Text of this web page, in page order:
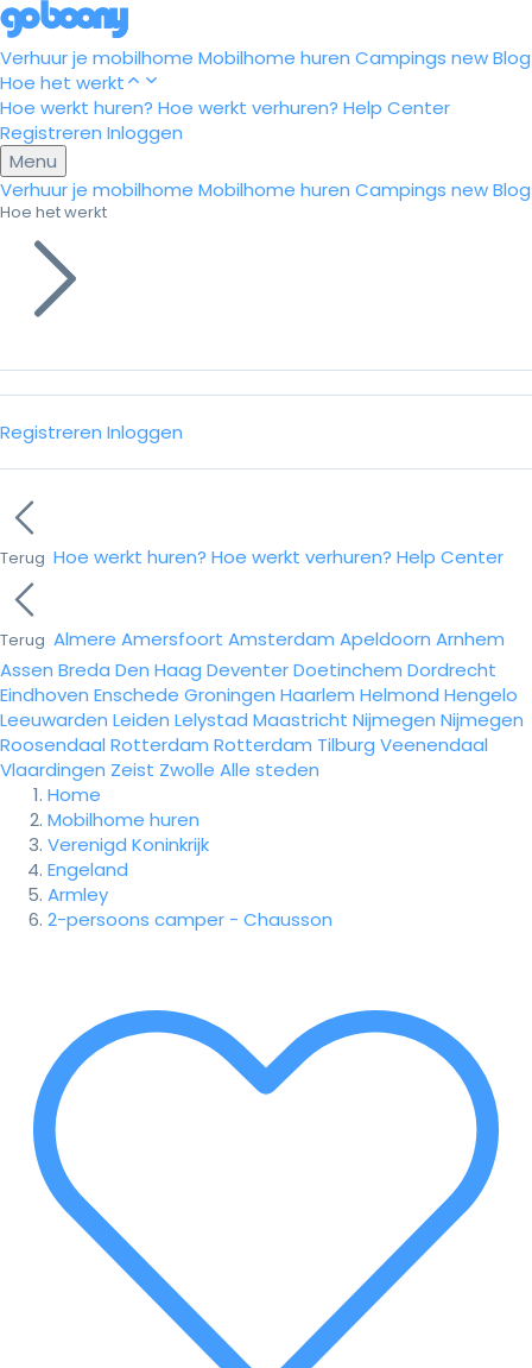
Verhuur je mobilhome Mobilhome huren Campings newBlog
Hoe het werkt
Hoe werkt huren? Hoe werkt verhuren? Help Center
Registreren Inloggen
Menu
Verhuur je mobilhome Mobilhome huren Campings newBlog
Hoe het werkt
Registreren Inloggen
Terug Hoe werkt huren? Hoe werkt verhuren? Help Center
Terug Almere Amersfoort Amsterdam Apeldoorn Arnhem
Assen Breda Den Haag DeventerDoetinchem Dordrecht
Eindhoven Enschede Groningen Haarlem Helmond Hengelo
Leeuwarden Leiden Lelystad Maastricht Nijmegen Nijmegen
Roosendaal Rotterdam Rotterdam Tilburg Veenendaal
Vlaardingen Zeist Zwolle Alle steden
Home
Mobilhome huren
Verenigd Koninkrijk
Engeland
Armley
2-persoons camper - Chausson